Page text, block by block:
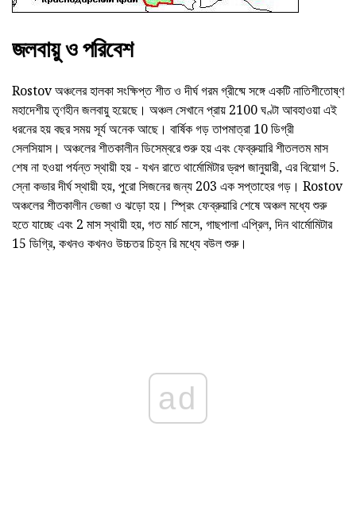
জলবায়ু ও পরিবেশ
Rostov অঞ্চলের হালকা সংক্ষিপ্ত শীত ও দীর্ঘ গরম গ্রীষ্মে সঙ্গে একটি নাতিশীতোষ্ণ
মহাদেশীয় তৃণহীন জলবায়ু হয়েছে। অঞ্চল সেখানে প্রায় 2100 ঘণ্টা আবহাওয়া এই
ধরনের হয় বছর সময় সূর্য অনেক আছে। বার্ষিক গড় তাপমাত্রা 10 ডিগ্রী
সেলসিয়াস। অঞ্চলের শীতকালীন ডিসেম্বরে শুরু হয় এবং ফেব্রুয়ারি শীতলতম মাস
শেষ না হওয়া পর্যন্ত স্থায়ী হয় - যখন রাতে থার্মোমিটার ড্রপ জানুয়ারী, এর বিয়োগ 5.
স্নো কভার দীর্ঘ স্থায়ী হয়, পুরো সিজনের জন্য 203 এক সপ্তাহের গড়। Rostov
অঞ্চলের শীতকালীন ভেজা ও ঝড়ো হয়। স্প্রিং ফেব্রুয়ারি শেষে অঞ্চল মধ্যে শুরু
হতে যাচ্ছে এবং 2 মাস স্থায়ী হয়, গত মার্চ মাসে, গাছপালা এপ্রিল, দিন থার্মোমিটার
15 ডিগ্রি, কখনও কখনও উচ্চতর চিহ্ন রি মধ্যে বউল শুরু।
ad